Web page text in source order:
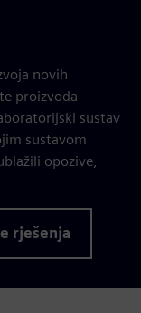
novih
proizvoda —
sustav
sustavom
opozive,
rješenja